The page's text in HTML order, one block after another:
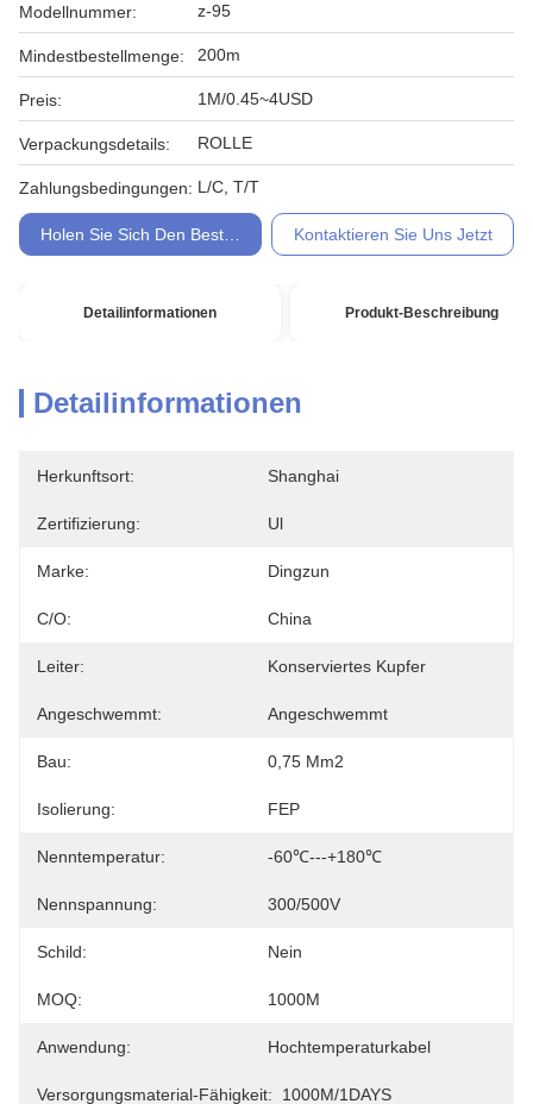
Modellnummer: z-95
Mindestbestellmenge: 200m
Preis: 1M/0.45~4USD
Verpackungsdetails: ROLLE
Zahlungsbedingungen: L/C, T/T
Holen Sie Sich Den Besten Preis Kontaktieren Sie Uns Jetzt
Detailinformationen Produkt-Beschreibung
Detailinformationen
Herkunftsort: Shanghai
Zertifizierung: Ul
Marke: Dingzun
C/O: China
Leiter: Konserviertes Kupfer
Angeschwemmt: Angeschwemmt
Bau: 0,75 Mm2
Isolierung: FEP
Nenntemperatur: -60℃---+180℃
Nennspannung: 300/500V
Schild: Nein
MOQ: 1000M
Anwendung: Hochtemperaturkabel
Versorgungsmaterial-Fähigkeit: 1000M/1DAYS